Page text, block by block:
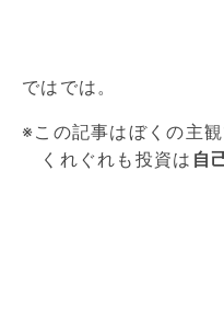
ではでは。
※この記事はぼくの主観
くれぐれも投資は 自